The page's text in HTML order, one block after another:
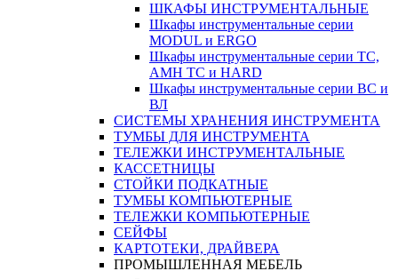
ШКАФЫ ИНСТРУМЕНТАЛЬНЫЕ
Шкафы инструментальные серии
MODUL и ERGO
Шкафы инструментальные серии ТС,
АМН ТС и HARD
Шкафы инструментальные серии ВС и
ВЛ
СИСТЕМЫ ХРАНЕНИЯ ИНСТРУМЕНТА
ТУМБЫ ДЛЯ ИНСТРУМЕНТА
ТЕЛЕЖКИ ИНСТРУМЕНТАЛЬНЫЕ
КАССЕТНИЦЫ
СТОЙКИ ПОДКАТНЫЕ
ТУМБЫ КОМПЬЮТЕРНЫЕ
ТЕЛЕЖКИ КОМПЬЮТЕРНЫЕ
СЕЙФЫ
КАРТОТЕКИ, ДРАЙВЕРА
ПРОМЫШЛЕННАЯ МЕБЕЛЬ